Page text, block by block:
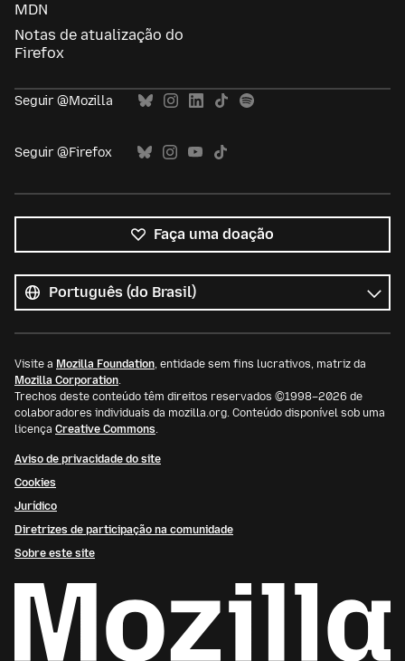
MDN
Notas de atualização do
Firefox
Seguir @Mozilla
Seguir @Firefox
Faça uma doação
os
idiomas
Idioma
Visite a Mozilla Foundation, entidade sem fins lucrativos, matriz da
Mozilla Corporation.
Trechos deste conteúdo têm direitos reservados ©1998–2026 de
colaboradores individuais da mozilla.org. Conteúdo disponível sob uma
licença Creative Commons.
Aviso de privacidade do site
Cookies
Jurídico
Diretrizes de participação na comunidade
Sobre este site